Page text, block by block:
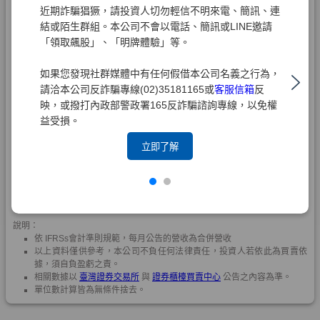
近期詐騙猖獗，請投資人切勿輕信不明來電、簡訊、連
結或陌生群組。本公司不會以電話、簡訊或LINE邀請
「領取飆股」、「明牌體驗」等。
如果您發現社群媒體中有任何假借本公司名義之行為，
請洽本公司反詐騙專線(02)35181165或客服信箱反
映，或撥打內政部警政署165反詐騙諮詢專線，以免權
益受損。
立即了解